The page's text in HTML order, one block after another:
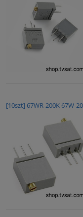
[10szt] 67WR-200K 67W-